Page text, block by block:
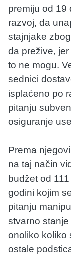
premiju od 19
razvoj, da
stajnjake
da prežive,
to ne mogu.
sednici
isplaćeno po
pitanju
osiguranje
Prema
na taj način
budžet od
godini kojim
pitanju
stvarno
onoliko koliko
ostale